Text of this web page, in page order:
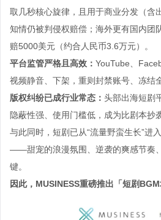
取几秒核心旋律，且用于商业分发（含
知情仍被判侵权赔偿；海外更有国内团
赔5000美元（约合人民币3.6万元）。
平台监管严格且高效： YouTube、
视频静音、下架，重则封禁账号、冻结
版权纠纷已成行业常态： 头部出海短剧
隐蔽性强、使用门槛低，成为比剧本
与此同时，短剧已从“流量野蛮生长”进
——甜宠的浪漫氛围、逆袭的爽感节奏
键。
因此，MUSINESS重磅推出「短剧